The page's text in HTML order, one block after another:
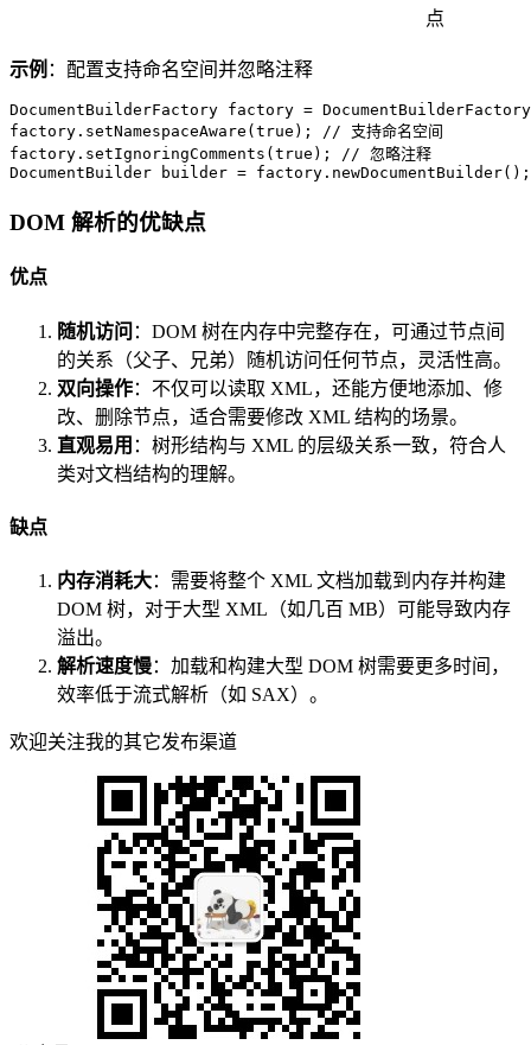
点
示例 ：配置支持命名空间并忽略注释
DocumentBuilderFactory factory =
factory.setNamespaceAware( true ); // 支持命名空间
factory.setIgnoringComments( true ); // 忽略注释
DocumentBuilder
builder = factory.newDocumentBuilder();
DOM 解析的优缺点
优点
随机访问 ：DOM 树在内存中完整存在，可通过节点间
的关系（父子、兄弟）随机访问任何节点，灵活性高。
双向操作：不仅可以读取 XML，还能方便地添加、修
改、删除节点，适合需要修改 XML 结构的场景。
直观易用 ：树形结构与 XML 的层级关系一致，符合人
类对文档结构的理解。
缺点
内存消耗大：需要将整个 XML 文档加载到内存并构建
DOM 树，对于大型 XML（如几百 MB）可能导致内存
溢出。
解析速度慢：加载和构建大型 DOM 树需要更多时间，
效率低于流式解析（如 SAX）。
欢迎关注我的其它发布渠道